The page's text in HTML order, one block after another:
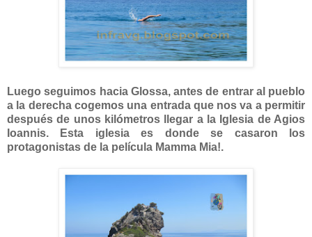
Luego seguimos hacia Glossa, antes de entrar al pueblo
a la derecha cogemos una entrada que nos va a permitir
después de unos kilómetros llegar a la Iglesia de Agios
Ioannis. Esta iglesia es donde se casaron los
protagonistas de la película Mamma Mia!.